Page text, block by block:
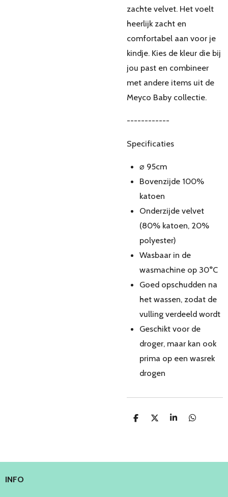
zachte velvet. Het voelt
heerlijk zacht en
comfortabel aan voor je
kindje. Kies de kleur die bij
jou past en combineer
met andere items uit de
Meyco Baby collectie.
------------
Specificaties
⌀ 95cm
Bovenzijde 100%
katoen
Onderzijde velvet
(80% katoen, 20%
polyester)
Wasbaar in de
wasmachine op 30°C
Goed opschudden na
het wassen, zodat de
vulling verdeeld wordt
Geschikt voor de
droger, maar kan ook
prima op een wasrek
drogen
D
D
S
D
INFO